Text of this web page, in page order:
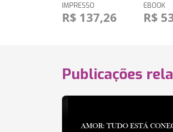
IMPRESSO
R$ 137,26
EBOOK
R$
Publicações